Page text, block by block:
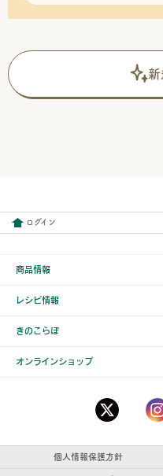
ログイン
商品情報
レシピ情報
きのこらぼ
オンラインショップ
個人情報保護方針